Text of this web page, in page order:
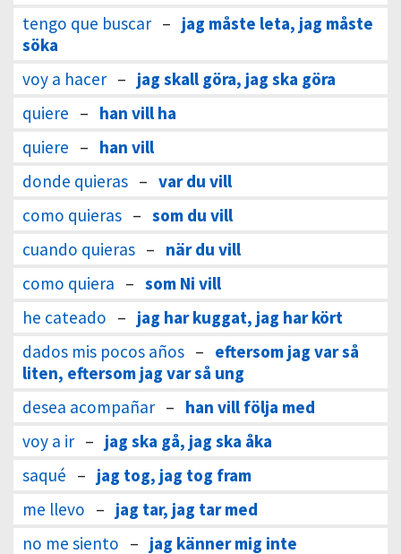
tengo que buscar – jag måste leta, jag måste
söka
voy a hacer – jag skall göra, jag ska göra
quiere – han vill ha
quiere – han vill
donde quieras – var du vill
como quieras – som du vill
cuando quieras – när du vill
como quiera – som Ni vill
he cateado – jag har kuggat, jag har kört
dados mis pocos años – eftersom jag var så
liten, eftersom jag var så ung
desea acompañar – han vill följa med
voy a ir – jag ska gå, jag ska åka
saqué – jag tog, jag tog fram
me llevo – jag tar, jag tar med
no me siento – jag känner mig inte